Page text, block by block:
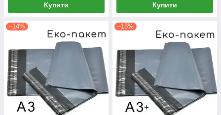
Купити Купити
–14% –13%